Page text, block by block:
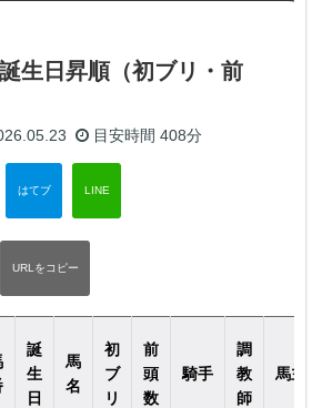
生日昇順（初ブリ・前
目安時間 408分
誕
生
日
馬
名
初
ブ
リ
前
頭
数
騎手
調
教
師
馬主